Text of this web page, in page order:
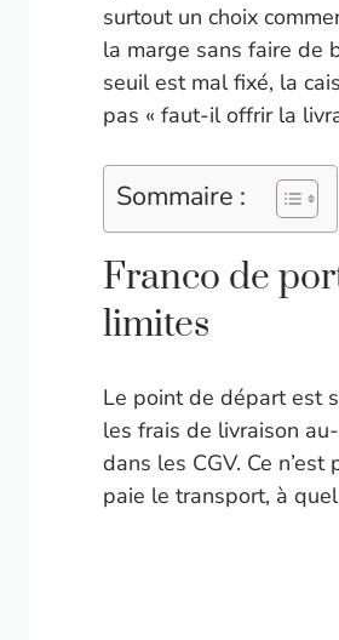
surtout un choix
la marge sans faire de
seuil est mal fixé, la
pas « faut-il offrir la
Sommaire :
Franco de
limites
Le point de départ est
les frais de livraison
dans les CGV. Ce
paie le transport, à